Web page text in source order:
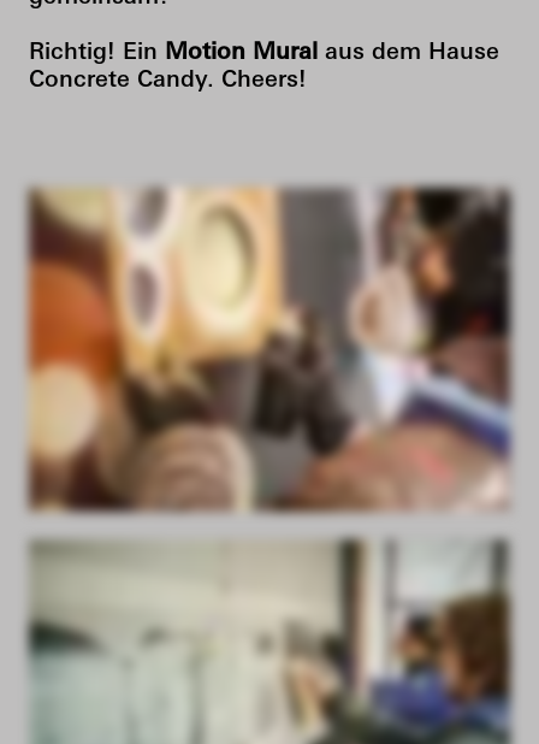
Richtig! Ein Motion Muralaus dem Hause
Concrete Candy. Cheers!